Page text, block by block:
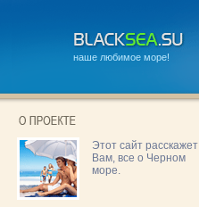
наше любимое море!
Этот сайт расскажет
Вам, все о Черном
море.